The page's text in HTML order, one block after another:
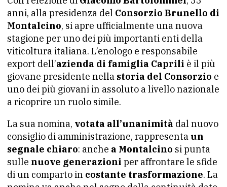
anni, alla presidenza del Consorzio Brunello di
Montalcino, si apre ufficialmente una nuova
stagione per uno dei più importanti enti della
viticoltura italiana. L’enologo e responsabile
export dell’azienda di famiglia Caprili è il più
giovane presidente nella storia del Consorzio e
uno dei più giovani in assoluto a livello nazionale
a ricoprire un ruolo simile.
La sua nomina, votata all’unanimità dal nuovo
consiglio di amministrazione, rappresenta un
segnale chiaro: anche a Montalcino si punta
sulle nuove generazioni per affrontare le sfide
di un comparto in costante trasformazione. La